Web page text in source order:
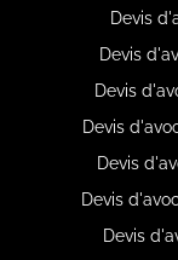
Devis
Devis
Devis
Devis
Devis
Devis
Devis